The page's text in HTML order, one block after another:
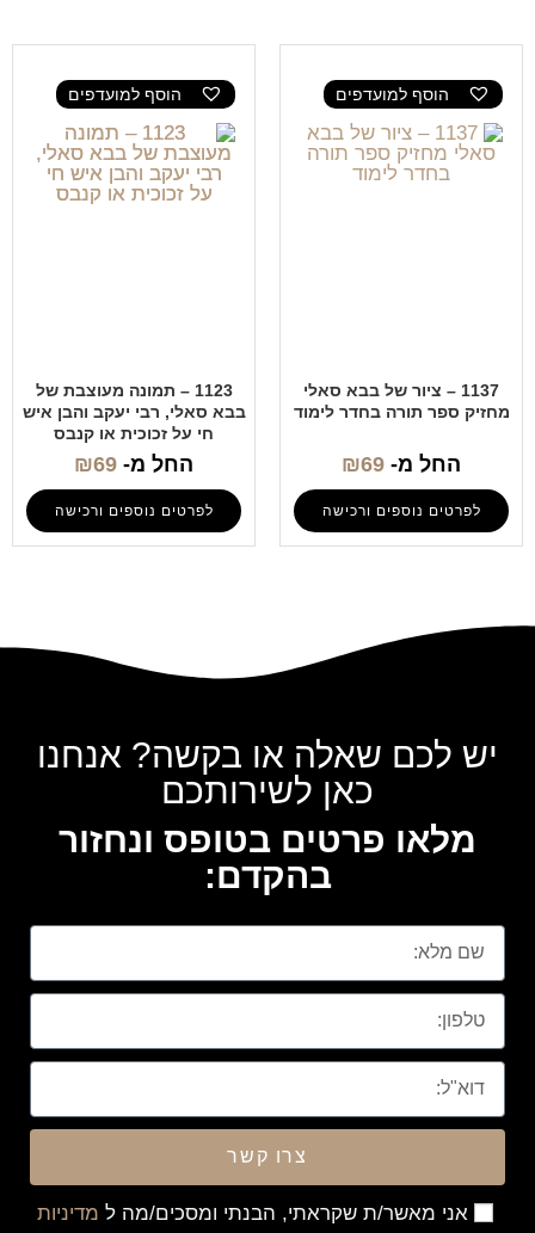
הוסף למועדפים
1137 – ציור של בבא סאלי
מחזיק ספר תורה בחדר לימוד
החל מ- ₪69
לפרטים נוספים ורכישה
הוסף למועדפים
1123 – תמונה מעוצבת של
בבא סאלי, רבי יעקב והבן איש
חי על זכוכית או קנבס
החל מ- ₪69
לפרטים נוספים ורכישה
יש לכם שאלה או בקשה? אנחנו
כאן לשירותכם
מלאו פרטים בטופס ונחזור
בהקדם:
אני מאשר/ת שקראתי, הבנתי ומסכים/מה ל מדיניות
צרו קשר